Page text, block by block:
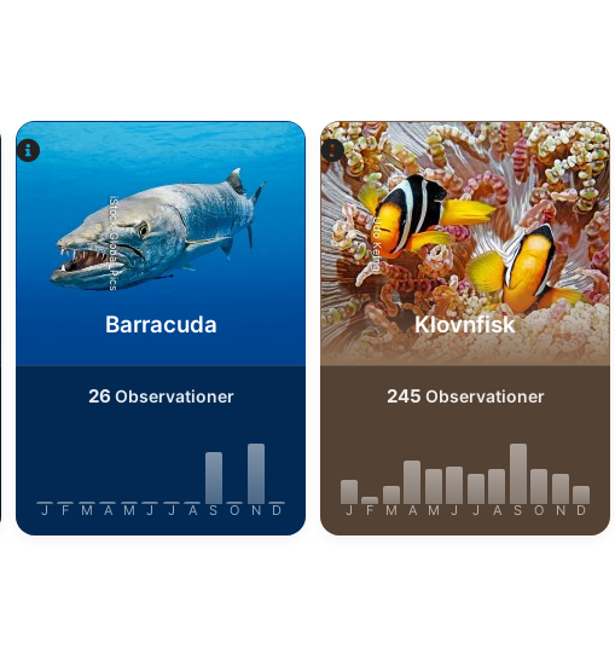
iStock-Global_Pics
Barracuda
26 Observationer
J F M A M J J A S O N D
Udo Kefrig
Klovnfisk
245 Observationer
J F M A M J J A S O N D